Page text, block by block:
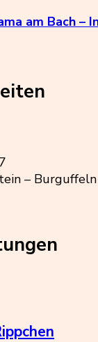
am Bach –
– Burguffeln